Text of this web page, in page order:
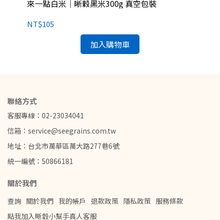
來一點白米｜晰穀黑米300g 真空包裝
NT$105
加入購物車
聯絡方式
客服專線：02-23034041
信箱：service@seegrains.com.tw
地址：台北市萬華區萬大路277巷6號
統一編號：50866181
關於我們
查詢 關於我們 我的帳戶 退款政策 隱私政策 服務條款
點我加入晰穀小幫手真人客服